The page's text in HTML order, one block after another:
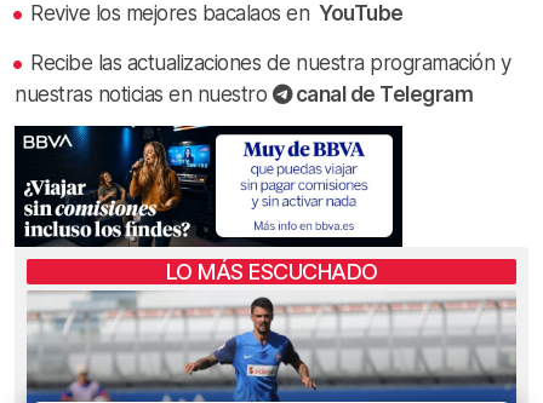
Revive los mejores bacalaos en YouTube
Recibe las actualizaciones de nuestra programación y
nuestras noticias en nuestro
canal de Telegram
LO MÁS ESCUCHADO